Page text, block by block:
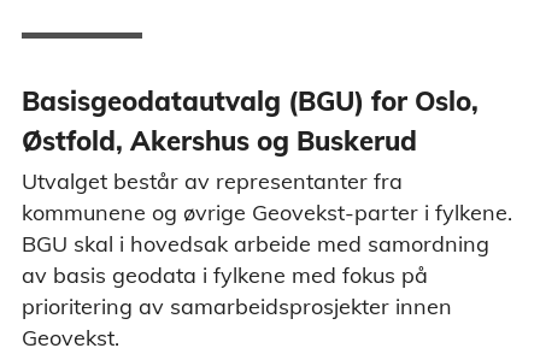
Basisgeodatautvalg (BGU) for Oslo,
Østfold, Akershus og Buskerud
Utvalget består av representanter fra
kommunene og øvrige Geovekst-parter i fylkene.
BGU skal i hovedsak arbeide med samordning
av basis geodata i fylkene med fokus på
prioritering av samarbeidsprosjekter innen
Geovekst.